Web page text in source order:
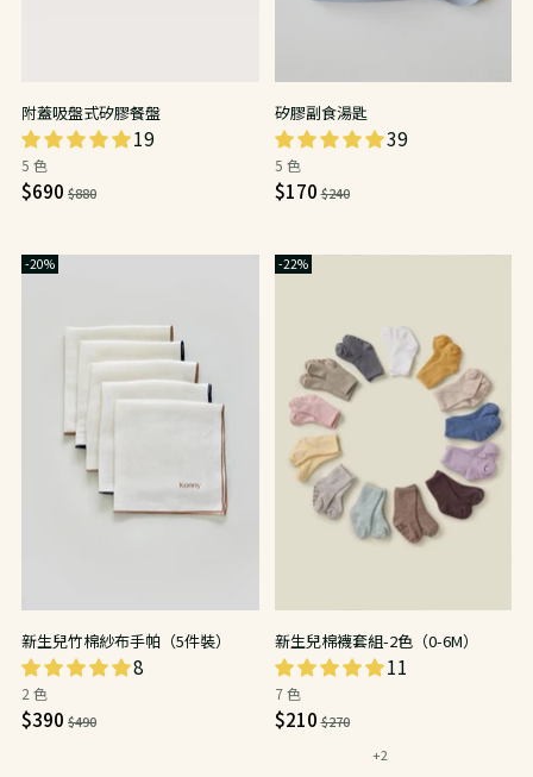
附蓋吸盤式矽膠餐盤
19
5 色
日
$690 $880
矽膠副食湯匙
39
5 色
日
$170 $240
-20%
新生兒竹棉紗布手帕（5件裝）
8
2 色
日
$390 $490
-22%
新生兒棉襪套組-2色（0-6M）
11
7 色
日
$210 $270
+2